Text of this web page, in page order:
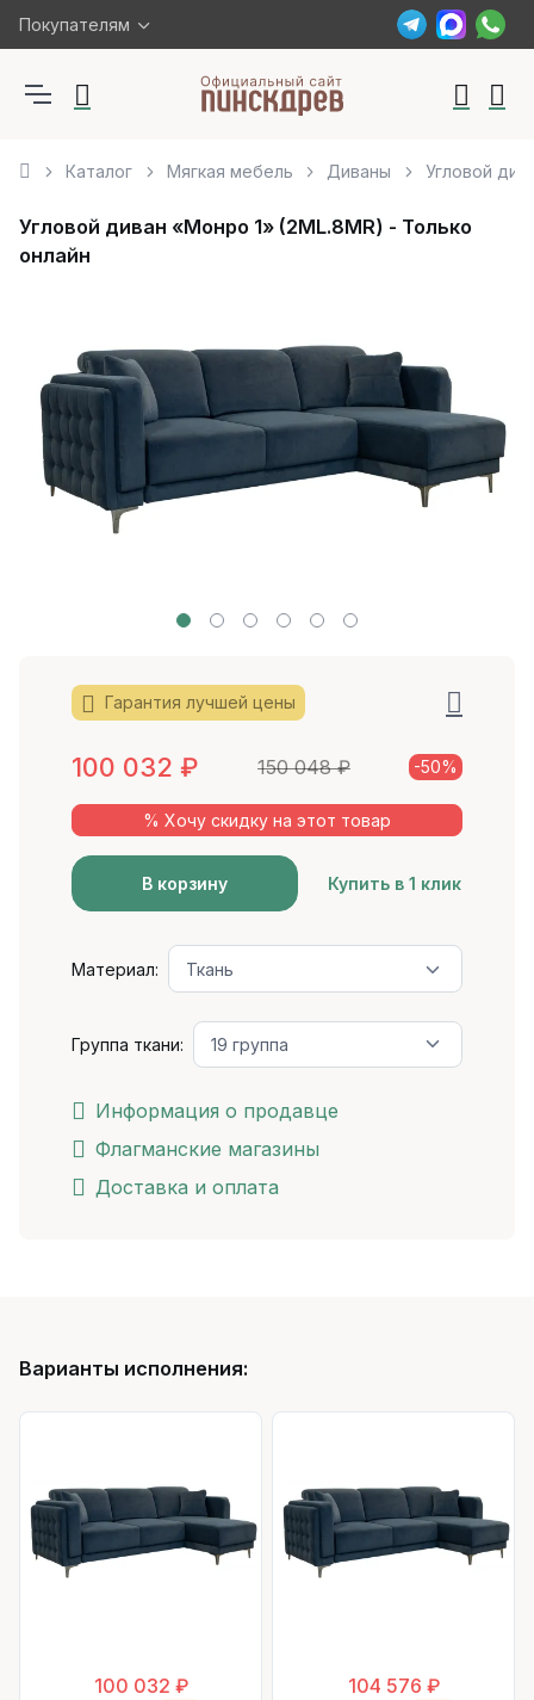
Покупателям
Каталог Мягкая мебель Диваны Угловой
Угловой диван «Монро 1» (2ML.8MR) - Только
онлайн
Гарантия лучшей цены
100 032 ₽ 150 048₽ -50%
% Хочу скидку на этот товар
В корзину Купить в 1 клик
Материал:
Группа ткани:
Информация о продавце
Флагманские магазины
Доставка и оплата
Варианты исполнения:
100 032 ₽ 104 576 ₽